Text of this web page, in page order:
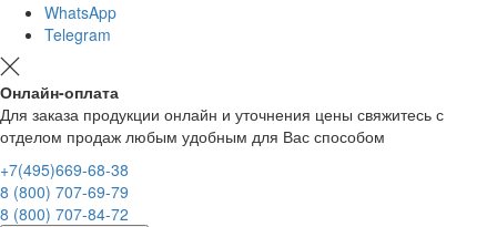
WhatsApp
Telegram
Онлайн-оплата
Для заказа продукции онлайн и уточнения цены свяжитесь с
отделом продаж любым удобным для Вас способом
+7(495)669-68-38
8 (800) 707-69-79
8 (800) 707-84-72